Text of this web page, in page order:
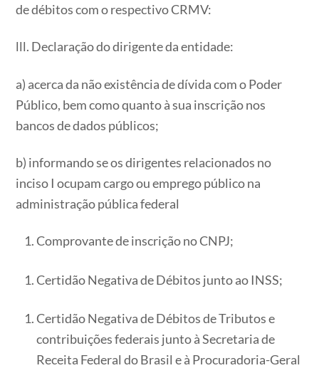
de débitos com o respectivo CRMV:
lll. Declaração do dirigente da entidade:
a) acerca da não existência de dívida com o Poder
Público, bem como quanto à sua inscrição nos
bancos de dados públicos;
b) informando se os dirigentes relacionados no
inciso I ocupam cargo ou emprego público na
administração pública federal
Comprovante de inscrição no CNPJ;
Certidão Negativa de Débitos junto ao INSS;
Certidão Negativa de Débitos de Tributos e
contribuições federais junto à Secretaria de
Receita Federal do Brasil e à Procuradoria-Geral